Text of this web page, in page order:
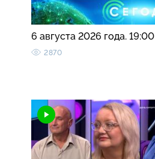
6 августа 2026 года. 19:00
2870